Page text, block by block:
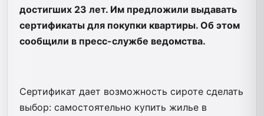
достигших 23 лет. Им предложили выдавать
сертификаты для покупки квартиры. Об этом
сообщили в пресс-службе ведомства.
Сертификат дает возможность сироте сделать
выбор: самостоятельно купить жилье в